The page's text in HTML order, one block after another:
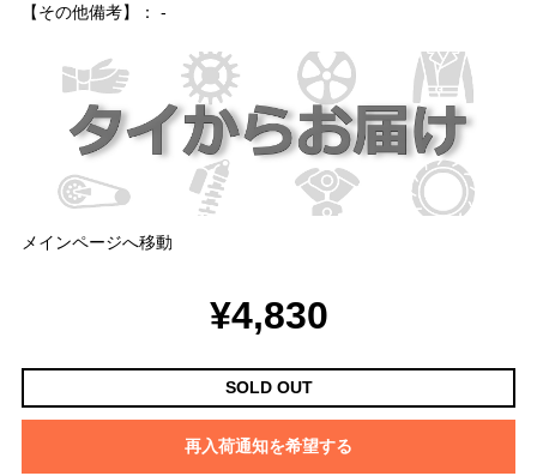
【その他備考】： -
メインページへ移動
¥4,830
SOLD OUT
再入荷通知を希望する